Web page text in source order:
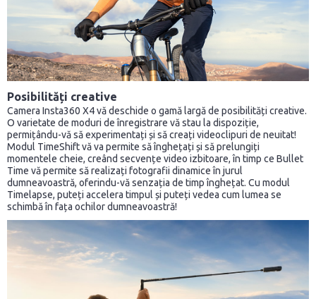
Posibilități creative
Camera Insta360 X4 vă deschide o gamă largă de posibilități creative.
O varietate de moduri de înregistrare vă stau la dispoziție,
permițându-vă să experimentați și să creați videoclipuri de neuitat!
Modul TimeShift vă va permite să înghețați și să prelungiți
momentele cheie, creând secvențe video izbitoare, în timp ce Bullet
Time vă permite să realizați fotografii dinamice în jurul
dumneavoastră, oferindu-vă senzația de timp înghețat. Cu modul
Timelapse, puteți accelera timpul și puteți vedea cum lumea se
schimbă în fața ochilor dumneavoastră!